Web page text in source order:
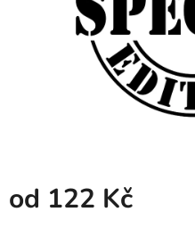
od 122 Kč